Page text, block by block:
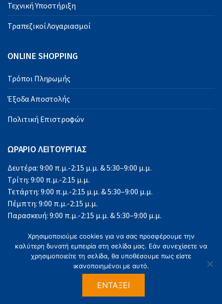
Τεχνική Υποστήριξη
Τραπεζικοί Λογαριασμοί
ONLINE SHOPPING
Τρόποι Πληρωμής
Έξοδα Αποστολής
Πολιτική Επιστροφών
ΩΡΑΡΙΟ ΛΕΙΤΟΥΡΓΙΑΣ
Δευτέρα: 9:00 π.μ.-2:15 μ.μ. & 5:30–9:00 μ.μ.
Τρίτη: 9:00 π.μ.-2:15 μ.μ.
Τετάρτη: 9:00 π.μ.-2:15 μ.μ. & 5:30–9:00 μ.μ.
Πέμπτη: 9:00 π.μ.-2:15 μ.μ.
Παρασκευή: 9:00 π.μ.-2:15 μ.μ. & 5:30–9:00 μ.μ.
Κυριακή: Κλειστά
©2023 Office Solutions
Χρησιμοποιούμε cookies για να σας προσφέρουμε την
καλύτερη δυνατή εμπειρία στη σελίδα μας. Εάν συνεχίσετε να
χρησιμοποιείτε τη σελίδα, θα υποθέσουμε πως είστε
ικανοποιημένοι με αυτό.
ΕΝΤΆΞΕΙ